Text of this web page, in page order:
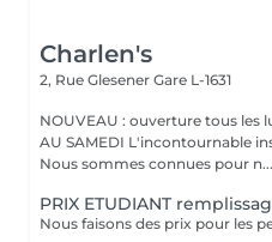
Charlen's
2, Rue Glesener Gare L-1631
NOUVEAU : ouverture tous les
AU SAMEDI L'incontournable institut de beauté à Luxembourg.
Nous sommes connues pour n...
PRIX ETUDIANT